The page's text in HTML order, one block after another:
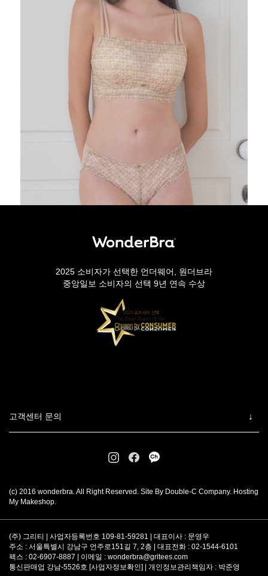
2025 소비자가 선택한 언더웨어, 원더브라
중앙일보 소비자의 선택 9년 연속 수상
고객센터 문의
(c) 2016 wonderbra. All Right Reserved. Site By Double-C Company. Hosting
My Makeshop.
(주) 그리티 | 사업자등록번호 109-81-59281 | 대표이사 : 문영우
주소 : 서울특별시 강남구 언주로151길 7, 2층 | 대표전화 : 02-1544-6101
팩스 : 02-6907-8887 | 이메일 : wonderbra@gritees.com
통신판매업 강남-5526호 [사업자정보확인] | 개인정보관리책임자 : 박준영